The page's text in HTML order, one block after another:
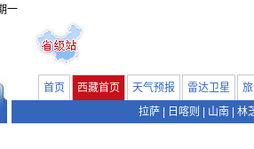
一
首页 西藏首页 天气预报 雷达卫星
拉萨
日喀则 山南 林